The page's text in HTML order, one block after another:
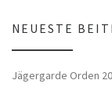
NEUESTE
Jägergarde Orden